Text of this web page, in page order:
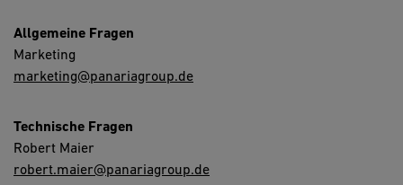
Allgemeine Fragen
Marketing
marketing@panariagroup.de
Technische Fragen
Robert Maier
robert.maier@panariagroup.de